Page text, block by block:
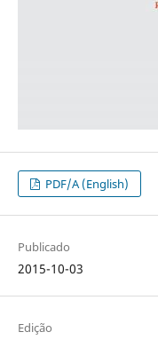
PDF/A (English)
Publicado
2015-10-03
Edição